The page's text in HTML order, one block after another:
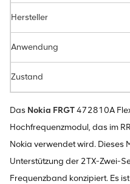
Hersteller
Anwendung
Zustand
Das Nokia FRGT472810A
Hochfrequenzmodul, das im
Nokia verwendet wird. Dieses
Unterstützung der 2TX-Zwei-
Frequenzband konzipiert. Es